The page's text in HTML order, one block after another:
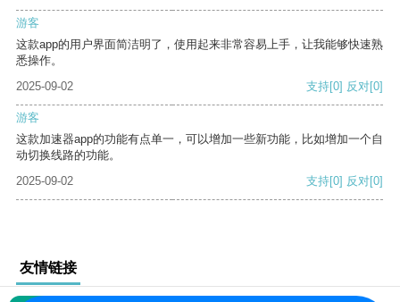
游客
这款app的用户界面简洁明了，使用起来非常容易上手，让我能够快速熟
悉操作。
2025-09-02
支持[0] 反对[0]
游客
这款加速器app的功能有点单一，可以增加一些新功能，比如增加一个自
动切换线路的功能。
2025-09-02
支持[0] 反对[0]
友情链接